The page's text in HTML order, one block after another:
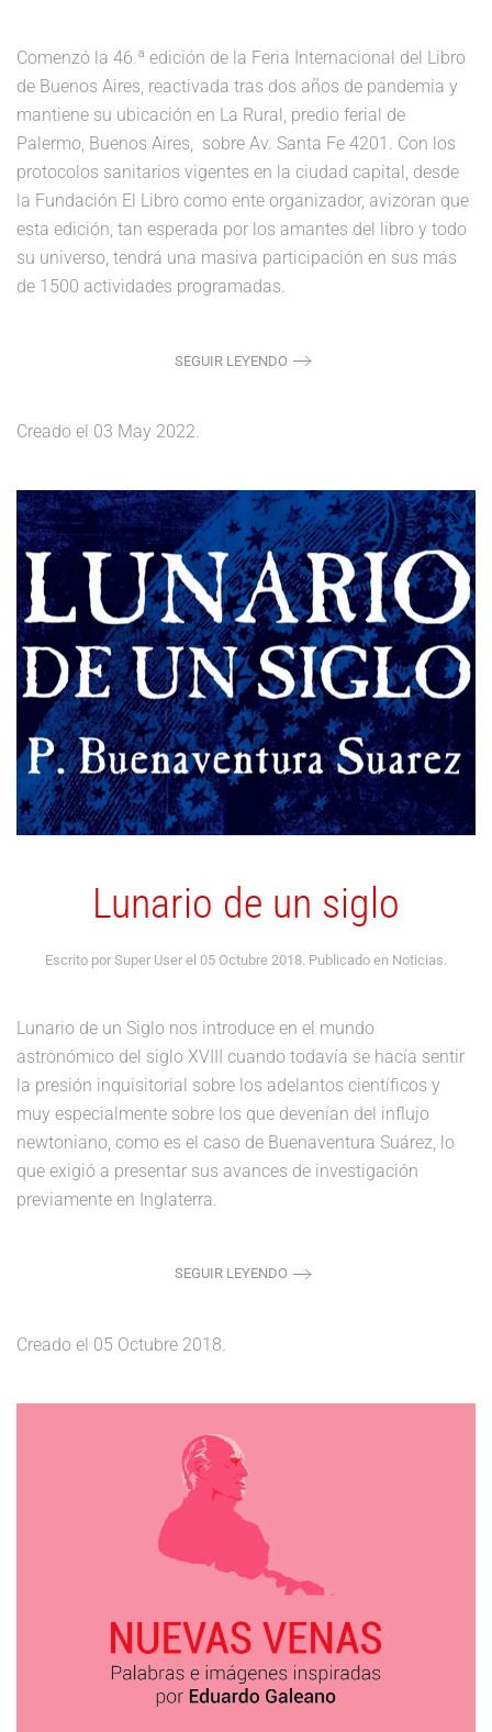
Comenzó la 46.ª edición de la Feria Internacional del Libro
de Buenos Aires, reactivada tras dos años de pandemia y
mantiene su ubicación en La Rural, predio ferial de
Palermo, Buenos Aires, sobre Av. Santa Fe 4201. Con los
protocolos sanitarios vigentes en la ciudad capital, desde
la Fundación El Libro como ente organizador, avizoran que
esta edición, tan esperada por los amantes del libro y todo
su universo, tendrá una masiva participación en sus más
de 1500 actividades programadas.
SEGUIR LEYENDO
Creado el 03 May 2022.
Lunario de un siglo
Escrito por Super User el 05 Octubre 2018. Publicado en Noticias.
Lunario de un Siglo nos introduce en el mundo
astronómico del siglo XVIII cuando todavía se hacía sentir
la presión inquisitorial sobre los adelantos científicos y
muy especialmente sobre los que devenían del influjo
newtoniano, como es el caso de Buenaventura Suárez, lo
que exigió a presentar sus avances de investigación
previamente en Inglaterra.
SEGUIR LEYENDO
Creado el 05 Octubre 2018.